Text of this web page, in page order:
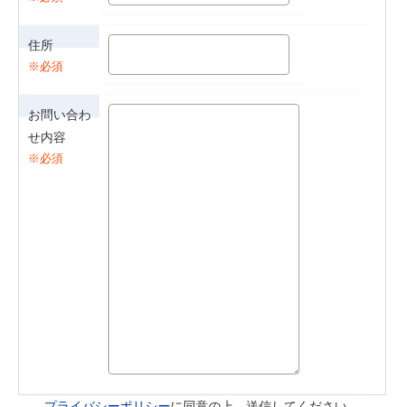
住所
お問い合わ
せ内容